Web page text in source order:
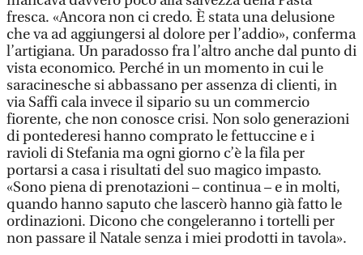
fresca. «Ancora non ci credo. È stata una delusione
che va ad aggiungersi al dolore per l’addio», conferma
l’artigiana. Un paradosso fra l’altro anche dal punto di
vista economico. Perché in un momento in cui le
saracinesche si abbassano per assenza di clienti, in
via Saffi cala invece il sipario su un commercio
fiorente, che non conosce crisi. Non solo generazioni
di pontederesi hanno comprato le fettuccine e i
ravioli di Stefania ma ogni giorno c’è la fila per
portarsi a casa i risultati del suo magico impasto.
«Sono piena di prenotazioni – continua – e in molti,
quando hanno saputo che lascerò hanno già fatto le
ordinazioni. Dicono che congeleranno i tortelli per
non passare il Natale senza i miei prodotti in tavola».